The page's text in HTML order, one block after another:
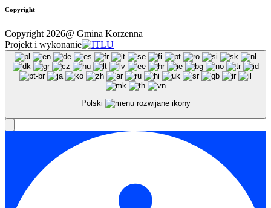
Copyright
Copyright 2026@ Gmina Korzenna
Projekt i wykonanie
Polski